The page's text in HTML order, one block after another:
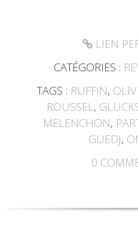
LIEN
CATÉGORIES :
TAGS : RUFFIN,
ROUSSEL,
MELENCHON,
GUEDJ,
0